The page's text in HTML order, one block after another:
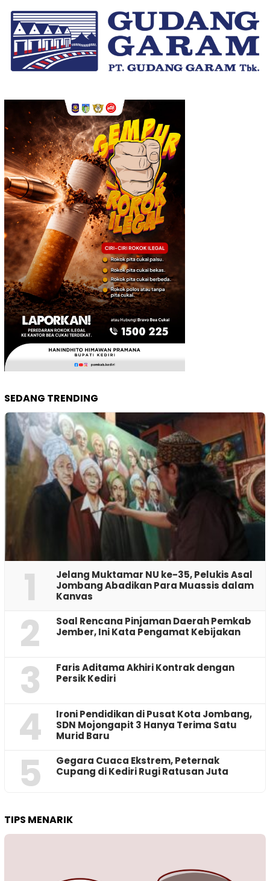
SEDANG TRENDING
1
Jelang Muktamar NU ke-35, Pelukis Asal
Jombang Abadikan Para Muassis dalam
Kanvas
2
‎Soal Rencana Pinjaman Daerah Pemkab
Jember, Ini Kata Pengamat Kebijakan ‎
3
Faris Aditama Akhiri Kontrak dengan
Persik Kediri
4
Ironi Pendidikan di Pusat Kota Jombang,
SDN Mojongapit 3 Hanya Terima Satu
Murid Baru
5
‎Gegara Cuaca Ekstrem, Peternak
Cupang di Kediri Rugi Ratusan Juta
TIPS MENARIK